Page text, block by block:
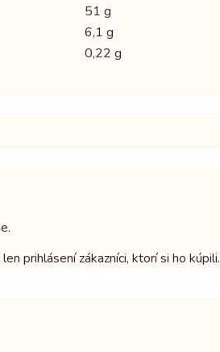
51 g
6,1 g
0,22 g
prihlásení zákazníci, ktorí si ho kúpili.